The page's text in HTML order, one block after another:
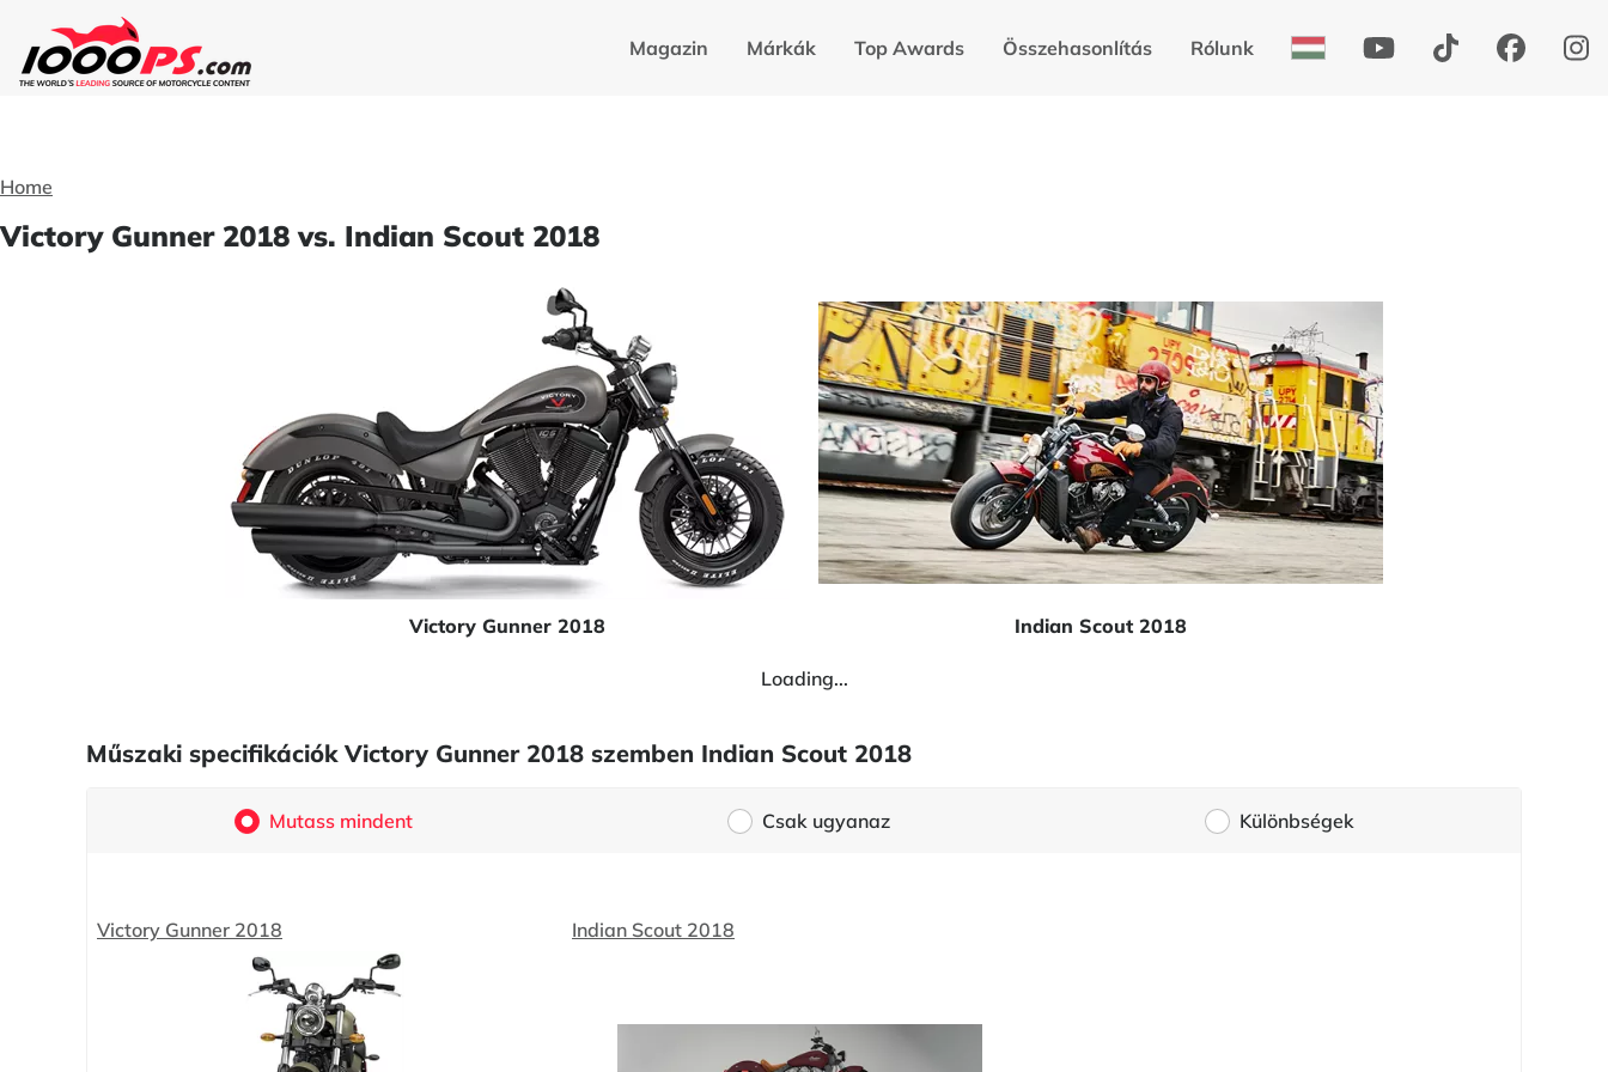
Magazin Márkák Top Awards Összehasonlítás Rólunk
Home
Victory Gunner 2018 vs. Indian Scout 2018
Victory Gunner 2018 Indian Scout 2018
Loading...
Műszaki specifikációk Victory Gunner 2018 szemben Indian Scout 2018
Mutass mindent Csak ugyanaz Különbségek
Victory Gunner 2018 Indian Scout 2018